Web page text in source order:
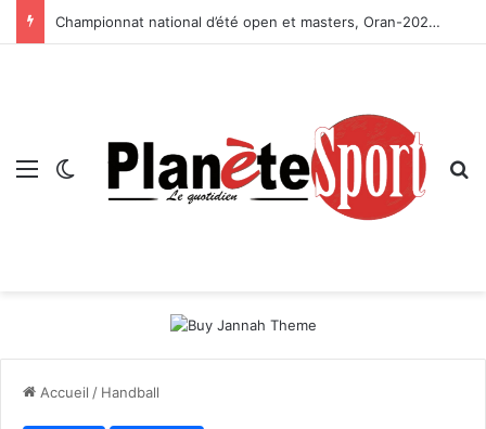
Championnat national d’été open et masters, Oran-2026 — Le CRB s’adjuge le titre
Menu Switch skin
Accueil / Handball